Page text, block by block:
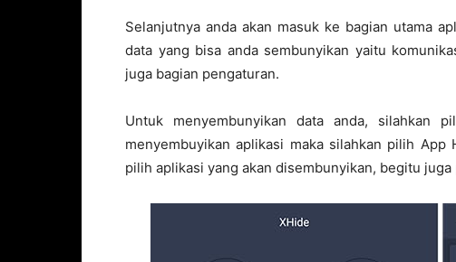
Selanjutnya anda akan masuk ke bagian utama
data yang bisa anda sembunyikan yaitu
juga bagian pengaturan.
Untuk menyembunyikan data anda, silahkan
menyembuyikan aplikasi maka silahkan pilih
pilih aplikasi yang akan disembunyikan, begitu